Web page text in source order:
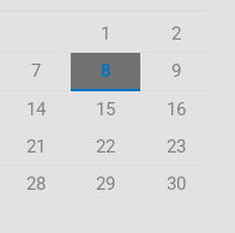
1
2
7 8
9
14 15
16
21 22
23
28 29
30